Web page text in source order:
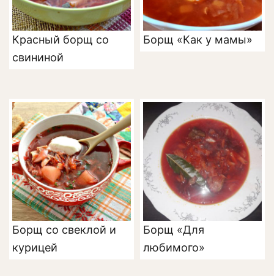
Красный борщ со
свининой
Борщ «Как у мамы»
Борщ со свеклой и
курицей
Борщ «Для
любимого»